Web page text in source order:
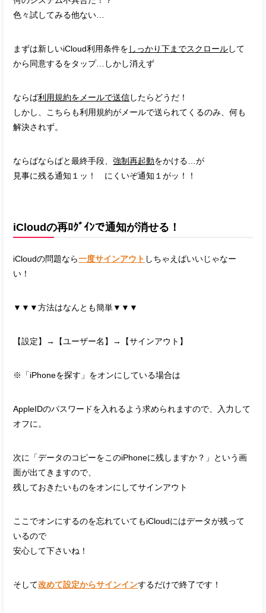
色々試してみる他ない…
まずは新しいiCloud利用条件を しっかり下までスクロールして
から同意するをタップ…しかし消えず
ならば利用規約をメールで送信したらどうだ！
しかし、こちらも利用規約がメールで送られてくるのみ、何も
解決されず。
ならばならばと最終手段、強制再起動をかける…が
見事に残る通知１ッ！ にくいぞ通知１がッ！！
iCloudの再ﾛｸﾞｲﾝで通知が消せる！
iCloudの問題なら一度サインアウト しちゃえばいいじゃなー
い！
▼▼▼方法はなんとも簡単▼▼▼
【設定】→【ユーザー名】→【サインアウト】
※「iPhoneを探す」をオンにしている場合は
AppleIDのパスワードを入れるよう求められますので、入力して
オフに。
次に「データのコピーをこのiPhoneに残しますか？」という画
面が出てきますので、
残しておきたいものをオンにしてサインアウト
ここでオンにするのを忘れていてもiCloudにはデータが残って
いるので
安心して下さいね！
そして改めて設定からサインインするだけで終了です！